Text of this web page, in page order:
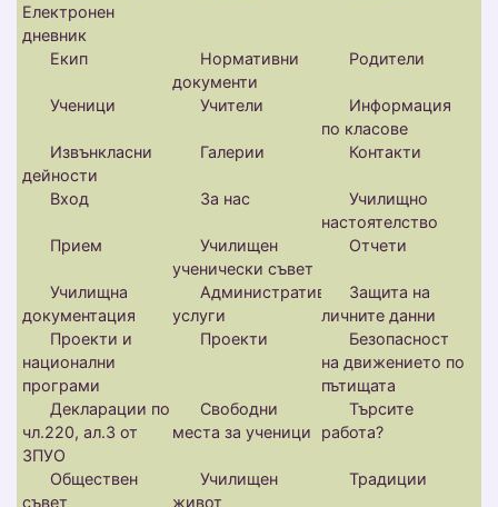
Електронен
дневник
Екип
Нормативни
документи
Родители
Ученици Учители
Информация
по класове
Извънкласни
дейности
Галерии Контакти
Вход За нас
Училищно
настоятелство
Прием
Училищен
ученически съвет
Отчети
Училищна
документация
Административни
услуги
Защита на
личните данни
Проекти и
национални
програми
Проекти
Безопасност
на движението по
пътищата
Декларации по
чл.220, ал.3 от
ЗПУО
Свободни
места за ученици
Търсите
работа?
Обществен
съвет
Училищен
живот
Традиции